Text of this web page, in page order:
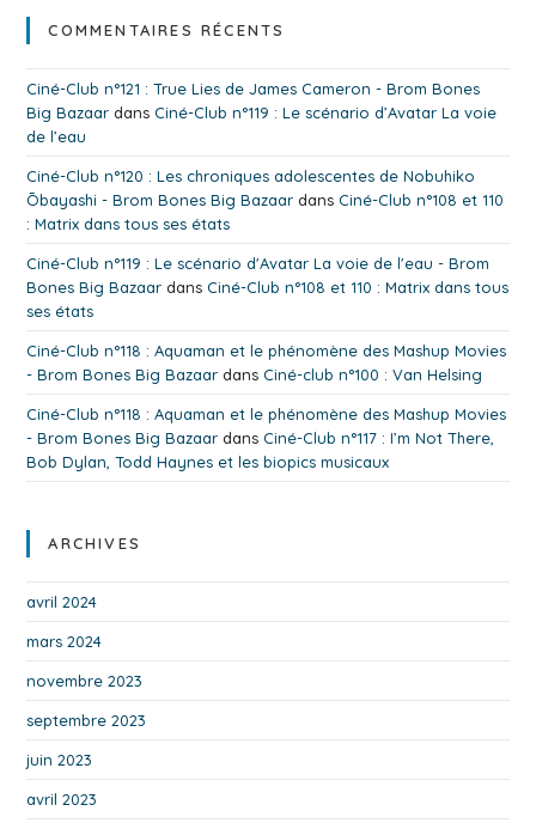
COMMENTAIRES RÉCENTS
Ciné-Club n°121 : True Lies de James Cameron - Brom Bones
Big Bazaar dans Ciné-Club n°119 : Le scénario d’Avatar La voie
de l’eau
Ciné-Club n°120 : Les chroniques adolescentes de Nobuhiko
Ōbayashi - Brom Bones Big Bazaar dans Ciné-Club n°108 et 110
: Matrix dans tous ses états
Ciné-Club n°119 : Le scénario d'Avatar La voie de l'eau - Brom
Bones Big Bazaar dans Ciné-Club n°108 et 110 : Matrix dans tous
ses états
Ciné-Club n°118 : Aquaman et le phénomène des Mashup Movies
- Brom Bones Big Bazaar dans Ciné-club n°100 : Van Helsing
Ciné-Club n°118 : Aquaman et le phénomène des Mashup Movies
- Brom Bones Big Bazaar dans Ciné-Club n°117 : I’m Not There,
Bob Dylan, Todd Haynes et les biopics musicaux
ARCHIVES
avril 2024
mars 2024
novembre 2023
septembre 2023
juin 2023
avril 2023